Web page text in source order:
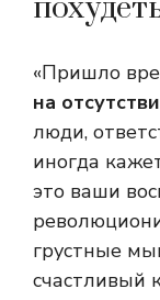
«Пришло
на
люди,
иногда
это ваши
грустные
счастливый